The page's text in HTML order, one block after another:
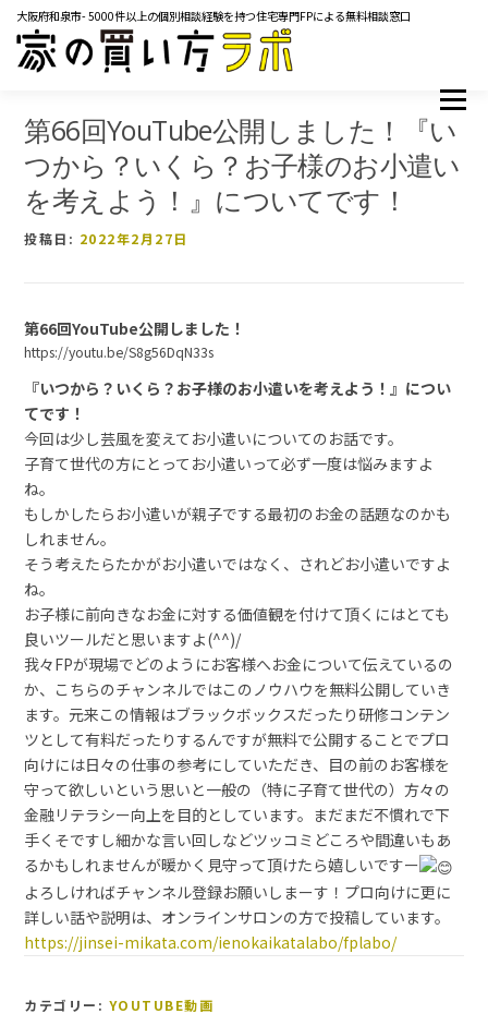
大阪府和泉市- 5000件以上の個別相談経験を持つ住宅専門FPによる無料相談窓口
メニュー
よくあるご質問
マネーコラム YOUTUBE イベント・セミナー
メディア掲載実績 レンタルスペース 会社概要
お問い合わせ
第66回YouTube公開しました！『い
つから？いくら？お子様のお小遣い
を考えよう！』についてです！
投稿日: 2022年2月27日
第66回YouTube公開しました！
https://youtu.be/S8g56DqN33s
『いつから？いくら？お子様のお小遣いを考えよう！』につい
てです！
今回は少し芸風を変えてお小遣いについてのお話です。
子育て世代の方にとってお小遣いって必ず一度は悩みますよ
ね。
もしかしたらお小遣いが親子でする最初のお金の話題なのかも
しれません。
そう考えたらたかがお小遣いではなく、されどお小遣いですよ
ね。
お子様に前向きなお金に対する価値観を付けて頂くにはとても
良いツールだと思いますよ(^^)/
我々FPが現場でどのようにお客様へお金について伝えているの
か、こちらのチャンネルではこのノウハウを無料公開していき
ます。元来この情報はブラックボックスだったり研修コンテン
ツとして有料だったりするんですが無料で公開することでプロ
向けには日々の仕事の参考にしていただき、目の前のお客様を
守って欲しいという思いと一般の（特に子育て世代の）方々の
金融リテラシー向上を目的としています。まだまだ不慣れで下
手くそですし細かな言い回しなどツッコミどころや間違いもあ
るかもしれませんが暖かく見守って頂けたら嬉しいですー
よろしければチャンネル登録お願いしまーす！プロ向けに更に
詳しい話や説明は、オンラインサロンの方で投稿しています。
https://jinsei-mikata.com/ienokaikatalabo/fplabo/
カテゴリー: YOUTUBE動画